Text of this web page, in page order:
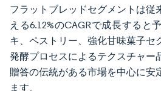
フラットブレッドセグメントは従
える6.12%のCAGRで成長すると
キ、ペストリー、強化甘味菓子セ
発酵プロセスによるテクスチャー
贈答の伝統がある市場を中心に安
ます。